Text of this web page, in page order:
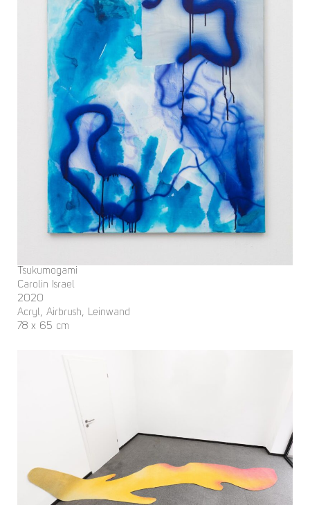
Tsukumogami
Carolin Israel
2020
Acryl, Airbrush, Leinwand
78 x 65 cm